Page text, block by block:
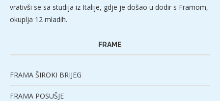
vrativši se sa studija iz Italije, gdje je došao u dodir s Framom,
okuplja 12 mladih.
FRAME
FRAMA ŠIROKI BRIJEG
FRAMA POSUŠJE